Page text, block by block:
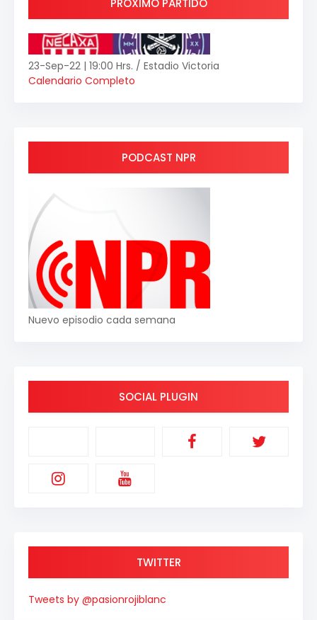
PRÓXIMO PARTIDO
23-Sep-22 | 19:00 Hrs. / Estadio Victoria
Calendario Completo
PODCAST NPR
Nuevo episodio cada semana
SOCIAL PLUGIN
TWITTER
Tweets by @pasionrojiblanc